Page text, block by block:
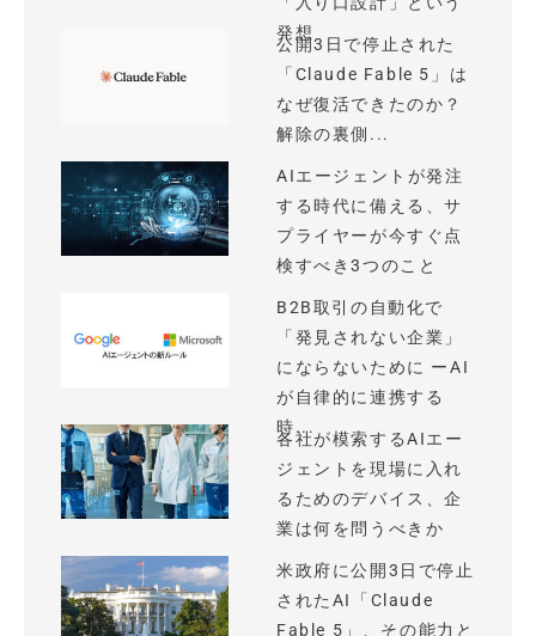
発想
公開3日で停止された
「Claude Fable 5」は
なぜ復活できたのか？
解除の裏側...
AIエージェントが発注
する時代に備える、サ
プライヤーが今すぐ点
検すべき3つのこと
B2B取引の自動化で
「発見されない企業」
にならないために ーAI
が自律的に連携する
時...
各社が模索するAIエー
ジェントを現場に入れ
るためのデバイス、企
業は何を問うべきか
米政府に公開3日で停止
されたAI「Claude
Fable 5」、その能力と